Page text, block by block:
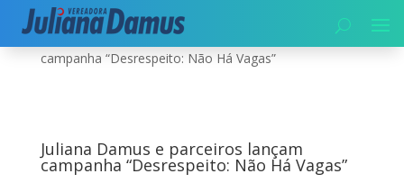
Início|Diversos|Juliana Damus e parceiros lançam
campanha “Desrespeito: Não Há Vagas”
Juliana Damus e parceiros lançam
campanha “Desrespeito: Não Há Vagas”